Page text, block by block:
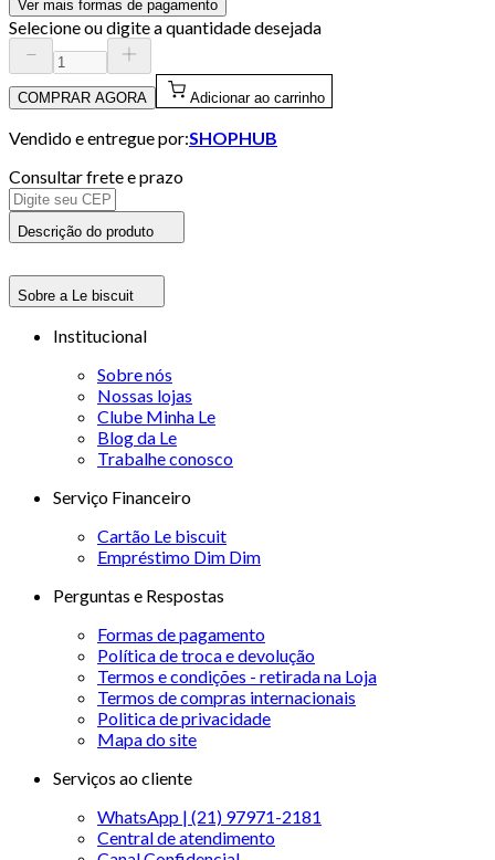
Ver mais formas de pagamento
Selecione ou digite a quantidade desejada
COMPRAR AGORA Adicionar ao carrinho
Vendido e entregue por:SHOPHUB
Consultar frete e prazo
Descrição do produto
Sobre a Le biscuit
Institucional
Sobre nós
Nossas lojas
Clube Minha Le
Blog da Le
Trabalhe conosco
Serviço Financeiro
Cartão Le biscuit
Empréstimo Dim Dim
Perguntas e Respostas
Formas de pagamento
Política de troca e devolução
Termos e condições - retirada na Loja
Termos de compras internacionais
Politica de privacidade
Mapa do site
Serviços ao cliente
WhatsApp | (21) 97971-2181
Central de atendimento